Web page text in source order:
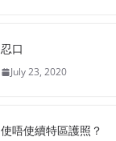
忍口
July 23, 2020
使唔使續特區護照？